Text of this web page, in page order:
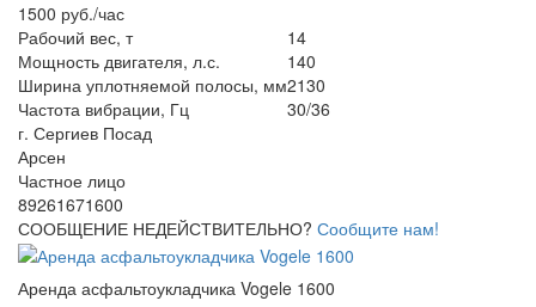
1500 руб./час
Рабочий вес, т
14
Мощность двигателя, л.с.
140
Ширина уплотняемой полосы, мм2130
Частота вибрации, Гц
30/36
г. Сергиев Посад
Арсен
Частное лицо
89261671600
СООБЩЕНИЕ НЕДЕЙСТВИТЕЛЬНО? Сообщите нам!
Аренда асфальтоукладчика Vogele 1600